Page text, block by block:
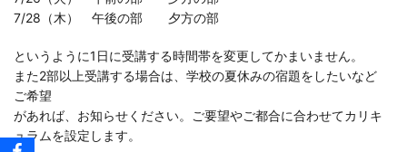
7/28（木） 午後の部 夕方の部
というように1日に受講する時間帯を変更してかまいません。
また2部以上受講する場合は、学校の夏休みの宿題をしたいなど
ご希望
があれば、お知らせください。ご要望やご都合に合わせてカリキ
ュラムを設定します。